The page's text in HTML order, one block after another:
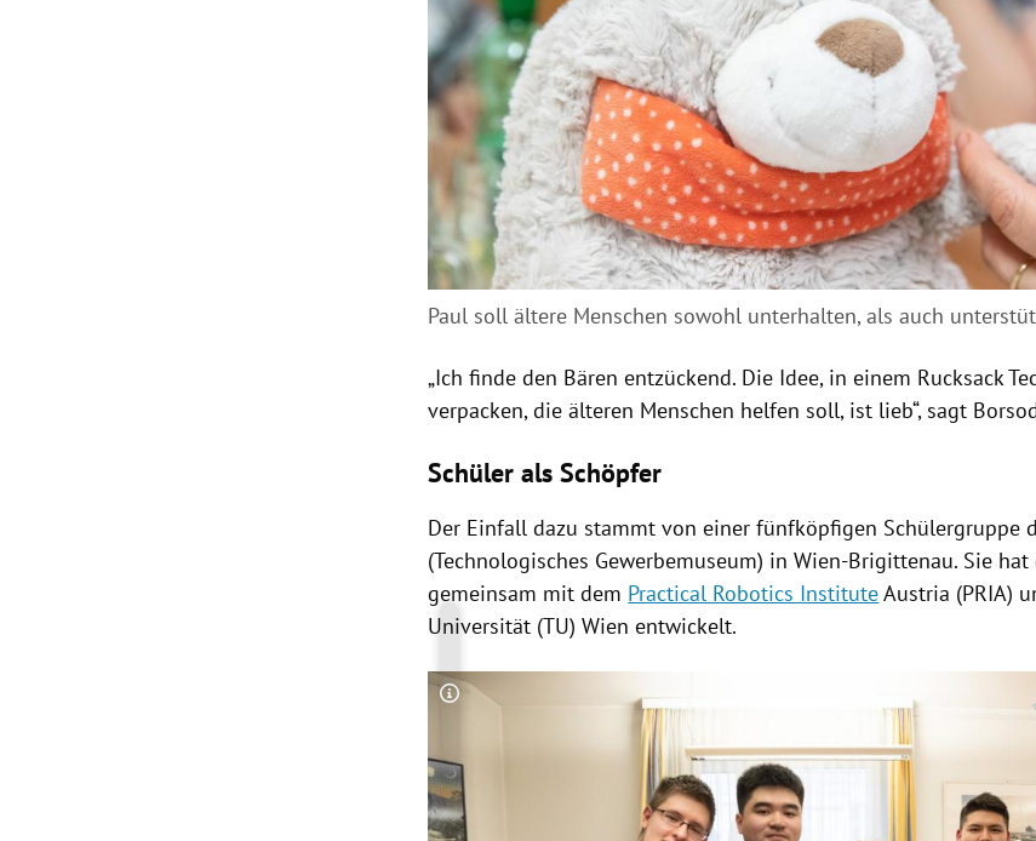
Paul soll ältere Menschen sowohl unterhalten, als auch
„Ich finde den Bären entzückend. Die Idee, in einem Rucksack
verpacken, die älteren Menschen helfen soll, ist lieb“, sagt
Schüler als Schöpfer
Der Einfall dazu stammt von einer fünfköpfigen Schülergruppe
(Technologisches Gewerbemuseum) in Wien-Brigittenau. Sie hat
gemeinsam mit dem Practical Robotics InstituteAustria (PRIA)
Universität (TU)Wien entwickelt.
Copyright-Hinweis öffnen/schließen